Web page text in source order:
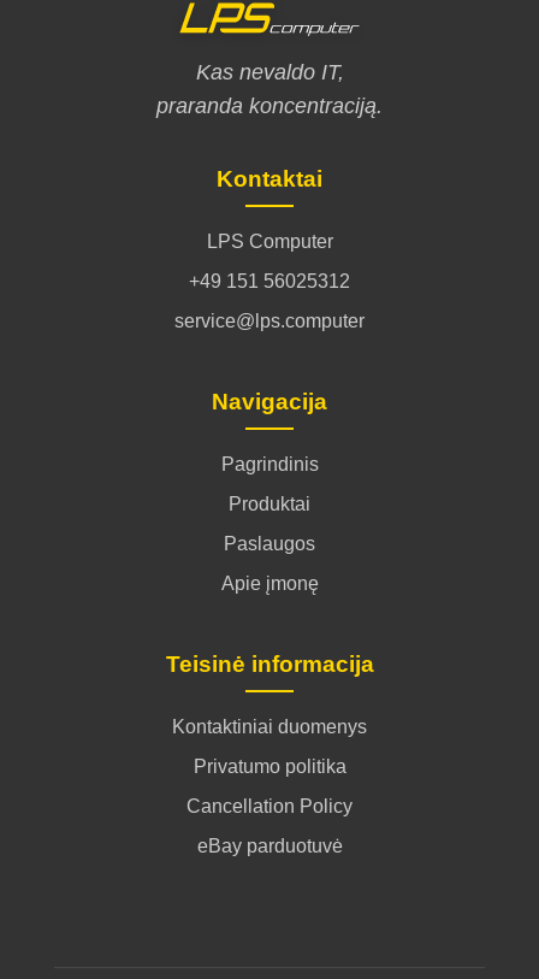
Kas nevaldo IT,
praranda koncentraciją.
Kontaktai
LPS Computer
+49 151 56025312
service@lps.computer
Navigacija
Pagrindinis
Produktai
Paslaugos
Apie įmonę
Teisinė informacija
Kontaktiniai duomenys
Privatumo politika
Cancellation Policy
eBay parduotuvė